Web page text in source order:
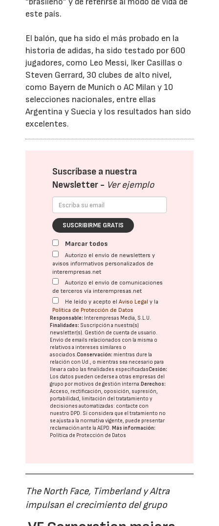
este país.
El balón, que ha sido el más probado en la
historia de adidas, ha sido testado por 600
jugadores, como Leo Messi, Iker Casillas o
Steven Gerrard, 30 clubes de alto nivel,
como Bayern de Munich o AC Milan y 10
selecciones nacionales, entre ellas
Argentina y Suecia y los resultados han sido
excelentes.
Suscríbase a nuestra
Newsletter - Ver ejemplo
SUSCRIBIRME GRATIS
Marcar todos
Autorizo el envío de newsletters y
avisos informativos personalizados de
interempresas.net
Autorizo el envío de comunicaciones
de terceros vía interempresas.net
He leído y acepto elAviso Legal y la
Política de Protección de Datos
Responsable: Interempresas Media, S.L.U.
Finalidades: Suscripción a nuestra(s)
newsletter(s). Gestión de cuenta de usuario.
Envío de emails relacionados con la misma o
relativos a intereses similares o
asociados.Conservación: mientras dure la
relación con Ud., o mientras sea necesario para
llevar a cabo las finalidades especificadasCesión:
Los datos pueden cederse a otras empresas del
grupo por motivos de gestión interna. Derechos:
Acceso, rectificación, oposición, supresión,
portabilidad, limitación del tratatamiento y
decisiones automatizadas: contacte con
nuestro DPD. Si considera que el tratamiento no
se ajusta a la normativa vigente, puede presentar
reclamación ante laAEPD. Más información:
Política de Protección de Datos
The North Face, Timberland y Altra
impulsan el crecimiento del grupo